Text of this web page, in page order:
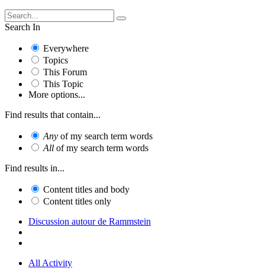
Search In
Everywhere
Topics
This Forum
This Topic
More options...
Find results that contain...
Any of my search term words
All of my search term words
Find results in...
Content titles and body
Content titles only
Discussion autour de Rammstein
All Activity